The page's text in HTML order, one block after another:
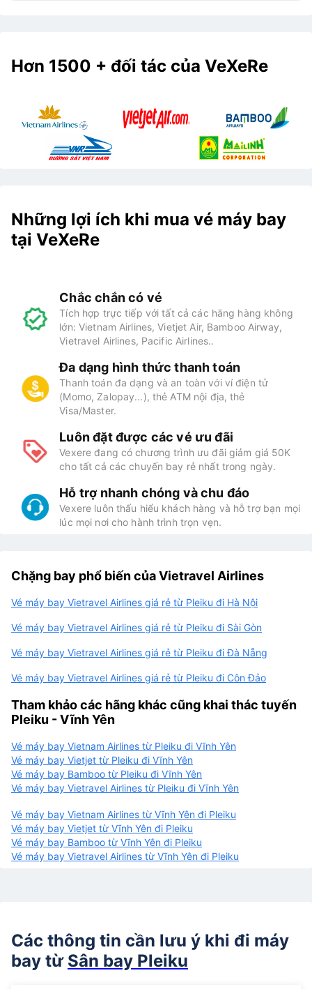
Hơn 1500 + đối tác của VeXeRe
Những lợi ích khi mua vé máy bay
tại VeXeRe
Chắc chắn có vé
Tích hợp trực tiếp với tất cả các hãng hàng không
lớn: Vietnam Airlines, Vietjet Air, Bamboo Airway,
Vietravel Airlines, Pacific Airlines..
Đa dạng hình thức thanh toán
Thanh toán đa dạng và an toàn với ví điện tử
(Momo, Zalopay...), thẻ ATM nội địa, thẻ
Visa/Master.
Luôn đặt được các vé ưu đãi
Vexere đang có chương trình ưu đãi giảm giá 50K
cho tất cả các chuyến bay rẻ nhất trong ngày.
Hỗ trợ nhanh chóng và chu đáo
Vexere luôn thấu hiểu khách hàng và hỗ trợ bạn mọi
lúc mọi nơi cho hành trình trọn vẹn.
Chặng bay phổ biến của Vietravel Airlines
Vé máy bay Vietravel Airlines giá rẻ từ Pleiku đi Hà Nội
Vé máy bay Vietravel Airlines giá rẻ từ Pleiku đi Sài Gòn
Vé máy bay Vietravel Airlines giá rẻ từ Pleiku đi Đà Nẵng
Vé máy bay Vietravel Airlines giá rẻ từ Pleiku đi Côn Đảo
Tham khảo các hãng khác cũng khai thác tuyến
Pleiku - Vĩnh Yên
Vé máy bay Vietnam Airlines từ Pleiku đi Vĩnh Yên
Vé máy bay Vietjet từ Pleiku đi Vĩnh Yên
Vé máy bay Bamboo từ Pleiku đi Vĩnh Yên
Vé máy bay Vietravel Airlines từ Pleiku đi Vĩnh Yên
Vé máy bay Vietnam Airlines từ Vĩnh Yên đi Pleiku
Vé máy bay Vietjet từ Vĩnh Yên đi Pleiku
Vé máy bay Bamboo từ Vĩnh Yên đi Pleiku
Vé máy bay Vietravel Airlines từ Vĩnh Yên đi Pleiku
Các thông tin cần lưu ý khi đi máy
bay từ Sân bay Pleiku